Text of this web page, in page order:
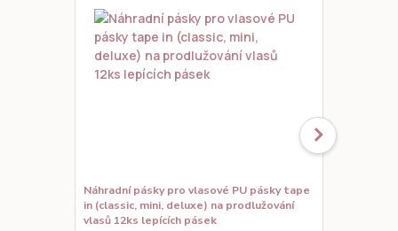
Náhradní pásky pro vlasové PU pásky tape
in (classic, mini, deluxe) na prodlužování
vlasů 12ks lepících pásek